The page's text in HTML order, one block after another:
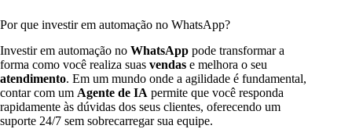
Por que investir em automação no WhatsApp?
Investir em automação no WhatsApp pode transformar a
forma como você realiza suas vendas e melhora o seu
atendimento. Em um mundo onde a agilidade é fundamental,
contar com um Agente de IA permite que você responda
rapidamente às dúvidas dos seus clientes, oferecendo um
suporte 24/7 sem sobrecarregar sua equipe.